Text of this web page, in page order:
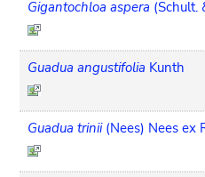
Gigantochloa aspera (Schult.
Guadua angustifolia Kunth
Guadua trinii (Nees) Nees ex